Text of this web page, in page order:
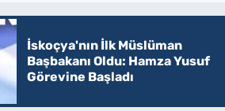
İskoçya'nın İlk Müslüman
Başbakanı Oldu: Hamza Yusuf
Görevine Başladı